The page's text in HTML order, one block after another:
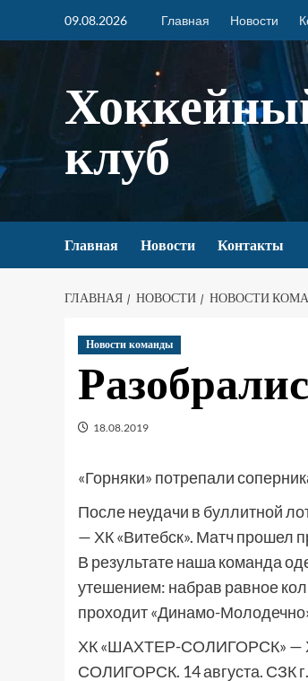
09.08.2026 Главная Новости
клуб
Главная Новости Контакты
ГЛАВНАЯ НОВОСТИ НОВОСТИ
Новости команды
18.08.2019
«Горняки» потрепали
После неудачи в буллитной
— ХК «Витебск». Матч прошел
В результате наша команда
утешением: набрав равное
проходит «Динамо-
ХК «ШАХТЕР-СОЛИГОРСК» —
СОЛИГОРСК. 14 августа. СЗК